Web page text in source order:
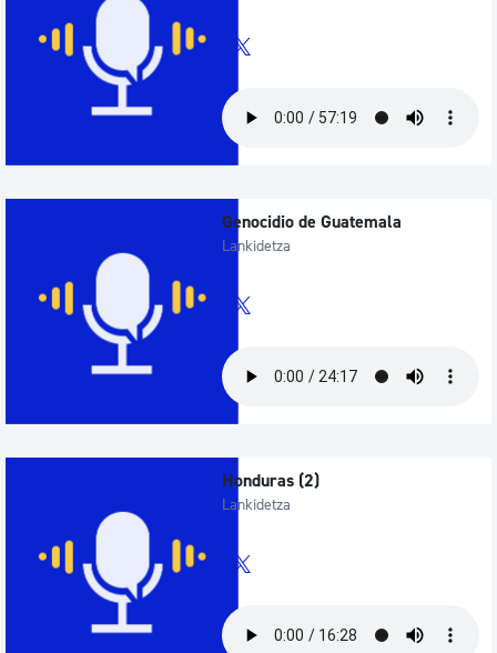
Genocidio de Guatemala
Lankidetza
Honduras (2)
Lankidetza